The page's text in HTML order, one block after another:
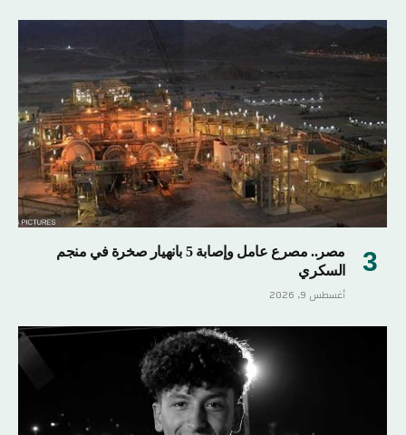
مصر.. مصرع عامل وإصابة 5 بانهيار صخرة في منجم
السكري
أغسطس 9, 2026